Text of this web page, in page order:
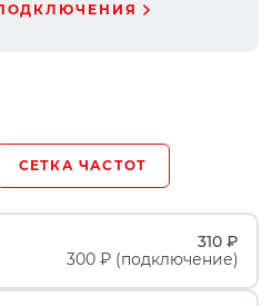
СЕТКА ЧАСТОТ
310 ₽
300 ₽ (подключение)